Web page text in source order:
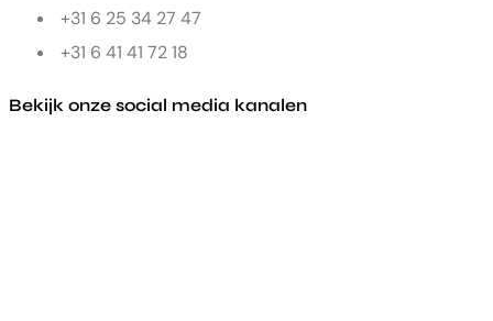
+31 6 25 34 27 47
+31 6 41 41 72 18
Bekijk onze social media kanalen